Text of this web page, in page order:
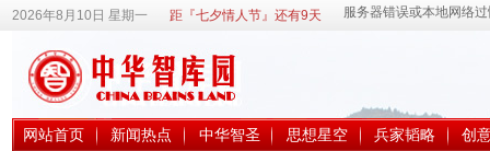
2026年8月10日 星期一 距『七夕情人节』还有9天
网站首页 新闻热点 中华智圣 思想星空 兵家韬略 创